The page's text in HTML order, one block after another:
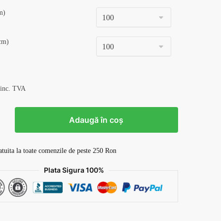
TVA
Adaugă în coș
la toate comenzile de peste 250 Ron
Plata Sigura 100%